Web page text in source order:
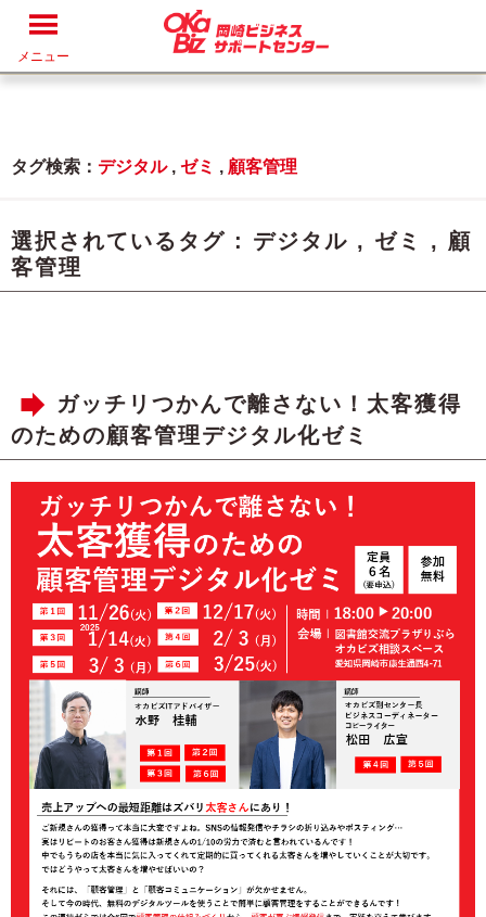
メニュー
タグ検索： デジタル, ゼミ , 顧客管理
選択されているタグ : デジタル , ゼミ , 顧
客管理
ガッチリつかんで離さない！太客獲得
のための顧客管理デジタル化ゼミ